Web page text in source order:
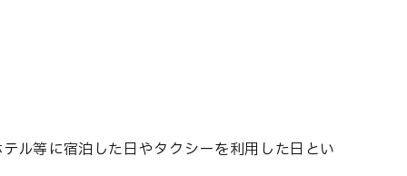
ル等に宿泊した日やタクシーを利用した日とい